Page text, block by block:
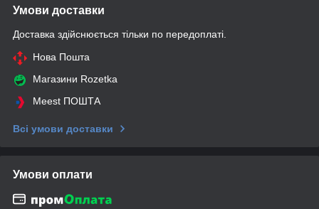
Умови доставки
Доставка здійснюється тільки по передоплаті.
Нова Пошта
Магазини Rozetka
Meest ПОШТА
Всі умови доставки
Умови оплати